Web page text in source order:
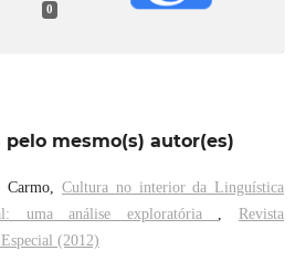
0
mesmo(s) autor(es)
Carmo, Cultura no interior da Linguística
uma análise exploratória , Revista
(2012)